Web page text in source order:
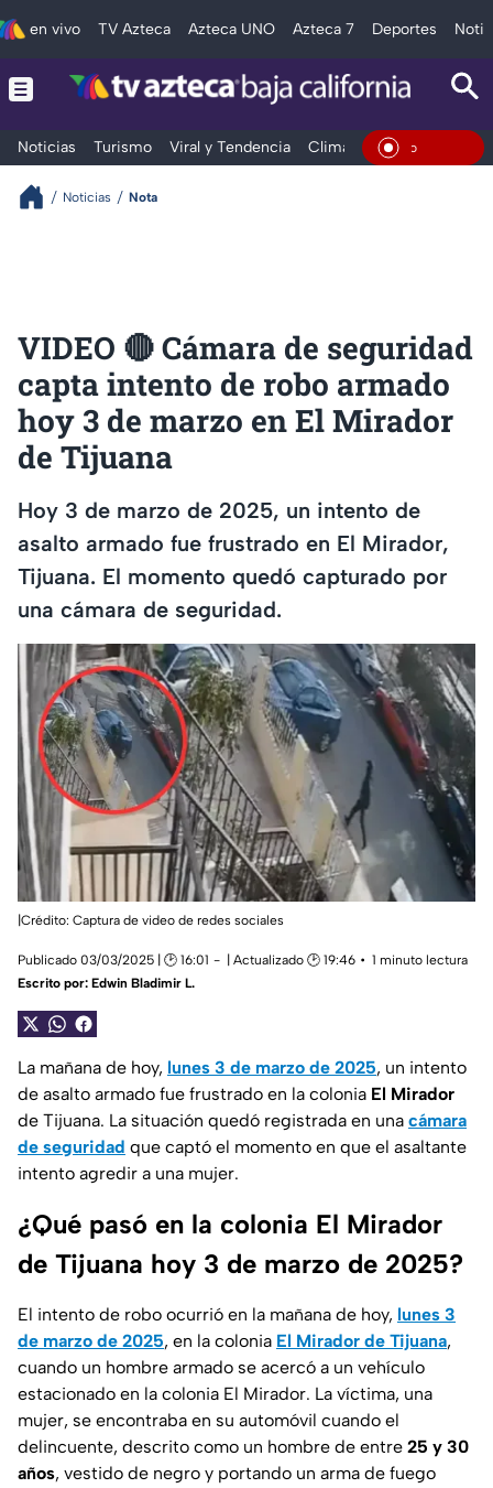
en vivo TV Azteca Azteca UNO Azteca 7 Deportes
Noticias Turismo Viral y Tendencia Clima Deportes En Vivo
Noticias Nota
VIDEO 🔴 Cámara de seguridad
capta intento de robo armado
hoy 3 de marzo en El Mirador
de Tijuana
Hoy 3 de marzo de 2025, un intento de
asalto armado fue frustrado en El Mirador,
Tijuana. El momento quedó capturado por
una cámara de seguridad.
|Crédito: Captura de video de redes sociales
Publicado 03/03/2025 | 🕑 16:01 | Actualizado 🕑 19:46
1 minuto lectura
Escrito por: Edwin Bladimir L.
La mañana de hoy, lunes 3 de marzo de 2025, un intento
de asalto armado fue frustrado en la colonia El Mirador
de Tijuana. La situación quedó registrada en una cámara
de seguridad que captó el momento en que el asaltante
intento agredir a una mujer.
¿Qué pasó en la colonia El Mirador
de Tijuana hoy 3 de marzo de 2025?
El intento de robo ocurrió en la mañana de hoy, lunes 3
de marzo de 2025, en la colonia El Mirador de Tijuana,
cuando un hombre armado se acercó a un vehículo
estacionado en la colonia El Mirador. La víctima, una
mujer, se encontraba en su automóvil cuando el
delincuente, descrito como un hombre de entre 25 y 30
años, vestido de negro y portando un arma de fuego